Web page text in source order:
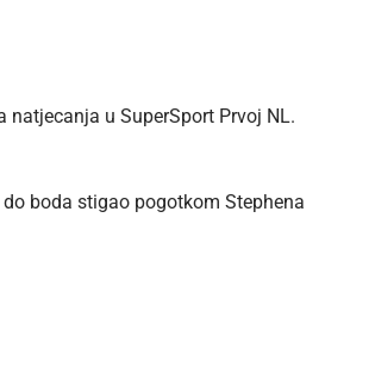
u SuperSport Prvoj NL.
boda stigao pogotkom Stephena